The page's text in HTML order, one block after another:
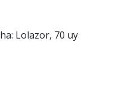
Lolazor, 70 uy